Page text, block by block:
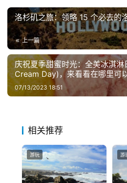
洛杉矶之旅：领略 15 个必去的
上一篇
庆祝夏季甜蜜时光：全美冰淇
Cream Day)，来看看在哪里可
07/13/2023 18:51
相关推荐
游玩 游